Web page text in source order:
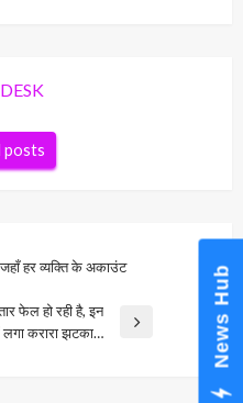
posts
हर व्यक्ति के अकाउंट
फेल हो रही है, इन
लगा करारा झटका…
News Hub